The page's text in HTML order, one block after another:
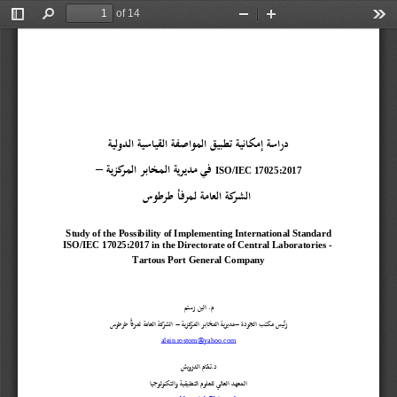
Toggle
Find
of 14
Zoom
دراسة إمكانية تطبيق المواصفة القياسية الدولية
ISO/IEC 17025:2017 في مديرية المخابر المركزية
–
الشركة العامة لمرفأ طرطوس
Study of the Possibility of Implementing International Standard
ISO/IEC 17025:2017 in the Directorate of Central Laboratories -
Tartous Port General Company
م. الين رستم
رئيس مكتب الجودة
-مديرية المخابر المركزية - الشركة العامة لمرفأ طرطوس
yahoo.com
@
alein.rostom
د. شي
وردل
امامت
المعهد العالي للعلوم التطبيقية والتكنولوجيا